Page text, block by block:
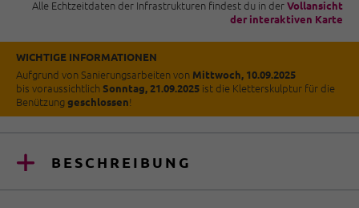
Alle Echtzeitdaten der Infrastrukturen findest du in derVollansicht
der interaktiven Karte
WICHTIGE INFORMATIONEN
Aufgrund von Sanierungsarbeiten von Mittwoch, 10.09.2025
bis voraussichtlichSonntag, 21.09.2025 ist die Kletterskulptur für die
Benützunggeschlossen!
BESCHREIBUNG